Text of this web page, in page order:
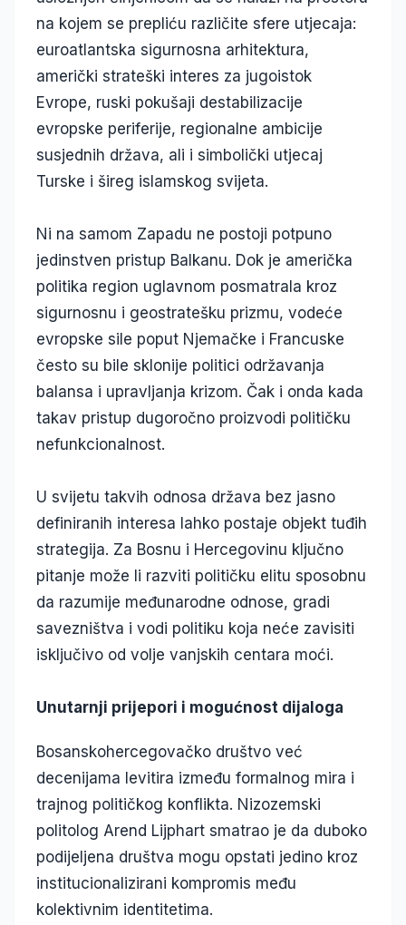
na kojem se prepliću različite sfere utjecaja:
euroatlantska sigurnosna arhitektura,
američki strateški interes za jugoistok
Evrope, ruski pokušaji destabilizacije
evropske periferije, regionalne ambicije
susjednih država, ali i simbolički utjecaj
Turske i šireg islamskog svijeta.
Ni na samom Zapadu ne postoji potpuno
jedinstven pristup Balkanu. Dok je američka
politika region uglavnom posmatrala kroz
sigurnosnu i geostratešku prizmu, vodeće
evropske sile poput Njemačke i Francuske
često su bile sklonije politici održavanja
balansa i upravljanja krizom. Čak i onda kada
takav pristup dugoročno proizvodi političku
nefunkcionalnost.
U svijetu takvih odnosa država bez jasno
definiranih interesa lahko postaje objekt tuđih
strategija. Za Bosnu i Hercegovinu ključno
pitanje može li razviti političku elitu sposobnu
da razumije međunarodne odnose, gradi
savezništva i vodi politiku koja neće zavisiti
isključivo od volje vanjskih centara moći.
Unutarnji prijepori i mogućnost dijaloga
Bosanskohercegovačko društvo već
decenijama levitira između formalnog mira i
trajnog političkog konflikta. Nizozemski
politolog Arend Lijphart smatrao je da duboko
podijeljena društva mogu opstati jedino kroz
institucionalizirani kompromis među
kolektivnim identitetima.